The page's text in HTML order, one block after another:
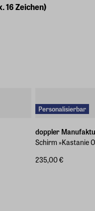
16 Zeichen)
Personalisierbar
doppler
Schirm »Kastanie
235,00 €